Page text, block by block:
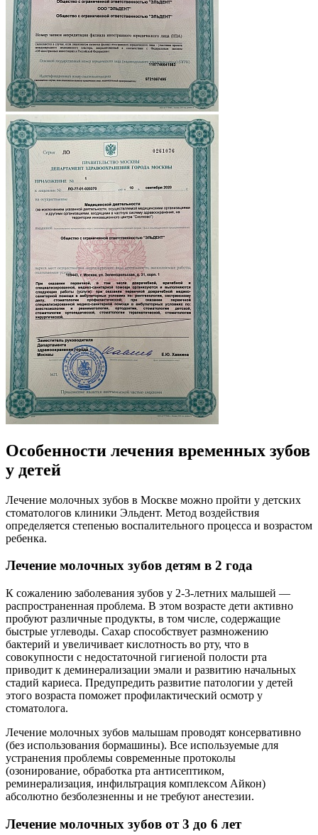
Особенности лечения временных зубов
у детей
Лечение молочных зубов в Москве можно пройти у детских
стоматологов клиники Эльдент. Метод воздействия
определяется степенью воспалительного процесса и возрастом
ребенка.
Лечение молочных зубов детям в 2 года
К сожалению заболевания зубов у 2-3-летних малышей —
распространенная проблема. В этом возрасте дети активно
пробуют различные продукты, в том числе, содержащие
быстрые углеводы. Сахар способствует размножению
бактерий и увеличивает кислотность во рту, что в
совокупности с недостаточной гигиеной полости рта
приводит к деминерализации эмали и развитию начальных
стадий кариеса. Предупредить развитие патологии у детей
этого возраста поможет профилактический осмотр у
стоматолога.
Лечение молочных зубов малышам проводят консервативно
(без использования бормашины). Все используемые для
устранения проблемы современные протоколы
(озонирование, обработка рта антисептиком,
реминерализация, инфильтрация комплексом Айкон)
абсолютно безболезненны и не требуют анестезии.
Лечение молочных зубов от 3 до 6 лет